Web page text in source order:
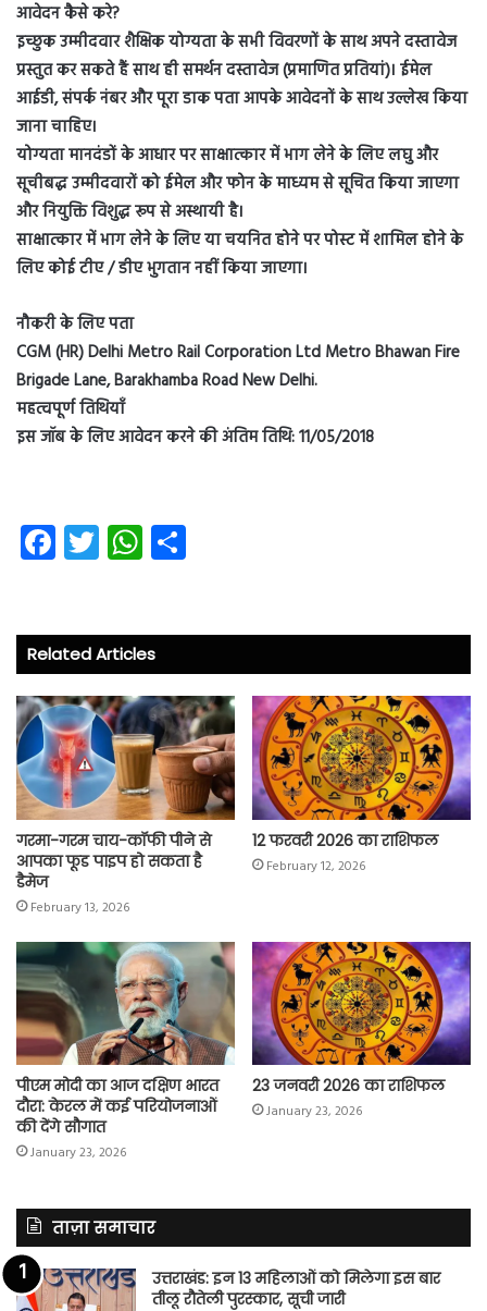
आवेदन कैसे करे?
इच्छुक उम्मीदवार शैक्षिक योग्यता के सभी विवरणों के साथ अपने दस्तावेज
प्रस्तुत कर सकते हैं साथ ही समर्थन दस्तावेज (प्रमाणित प्रतियां)। ईमेल
आईडी, संपर्क नंबर और पूरा डाक पता आपके आवेदनों के साथ उल्लेख किया
जाना चाहिए।
योग्यता मानदंडों के आधार पर साक्षात्कार में भाग लेने के लिए लघु और
सूचीबद्ध उम्मीदवारों को ईमेल और फोन के माध्यम से सूचित किया जाएगा
और नियुक्ति विशुद्ध रूप से अस्थायी है।
साक्षात्कार में भाग लेने के लिए या चयनित होने पर पोस्ट में शामिल होने के
लिए कोई टीए / डीए भुगतान नहीं किया जाएगा।
नौकरी के लिए पता
CGM (HR) Delhi Metro Rail Corporation Ltd Metro Bhawan Fire
Brigade Lane, Barakhamba Road New Delhi.
महत्वपूर्ण तिथियाँ
इस जॉब के लिए आवेदन करने की अंतिम तिथि: 11/05/2018
Fa
ce
o
ok
T
wi
er
W
ha
A
p
p
Related Articles
गरमा-गरम चाय-कॉफी पीने से
आपका फूड पाइप हो सकता है
डैमेज
February 13, 2026
12 फरवरी 2026 का राशिफल
February 12, 2026
पीएम मोदी का आज दक्षिण भारत
दौरा: केरल में कई परियोजनाओं
की देंगे सौगात
January 23, 2026
23 जनवरी 2026 का राशिफल
January 23, 2026
ताज़ा समाचार
उत्तराखंड: इन 13 महिलाओं को मिलेगा इस बार
तीलू रौतेली पुरस्कार, सूची जारी